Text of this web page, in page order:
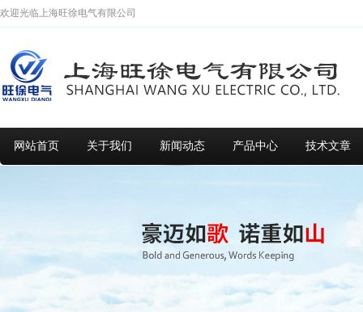
欢迎光临上海旺徐电气有限公司
网站首页 关于我们 新闻动态 产品中心 技术文章